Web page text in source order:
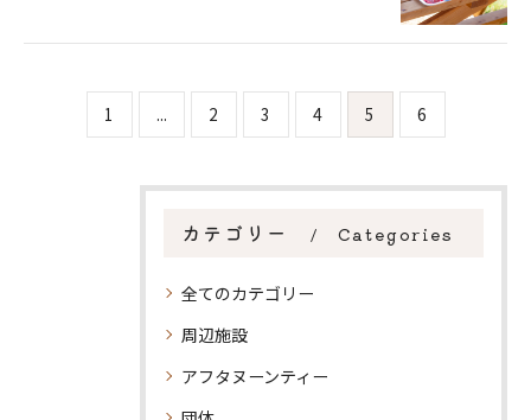
1 ... 2 3 4 5 6
カテゴリー Categories
全てのカテゴリー
周辺施設
アフタヌーンティー